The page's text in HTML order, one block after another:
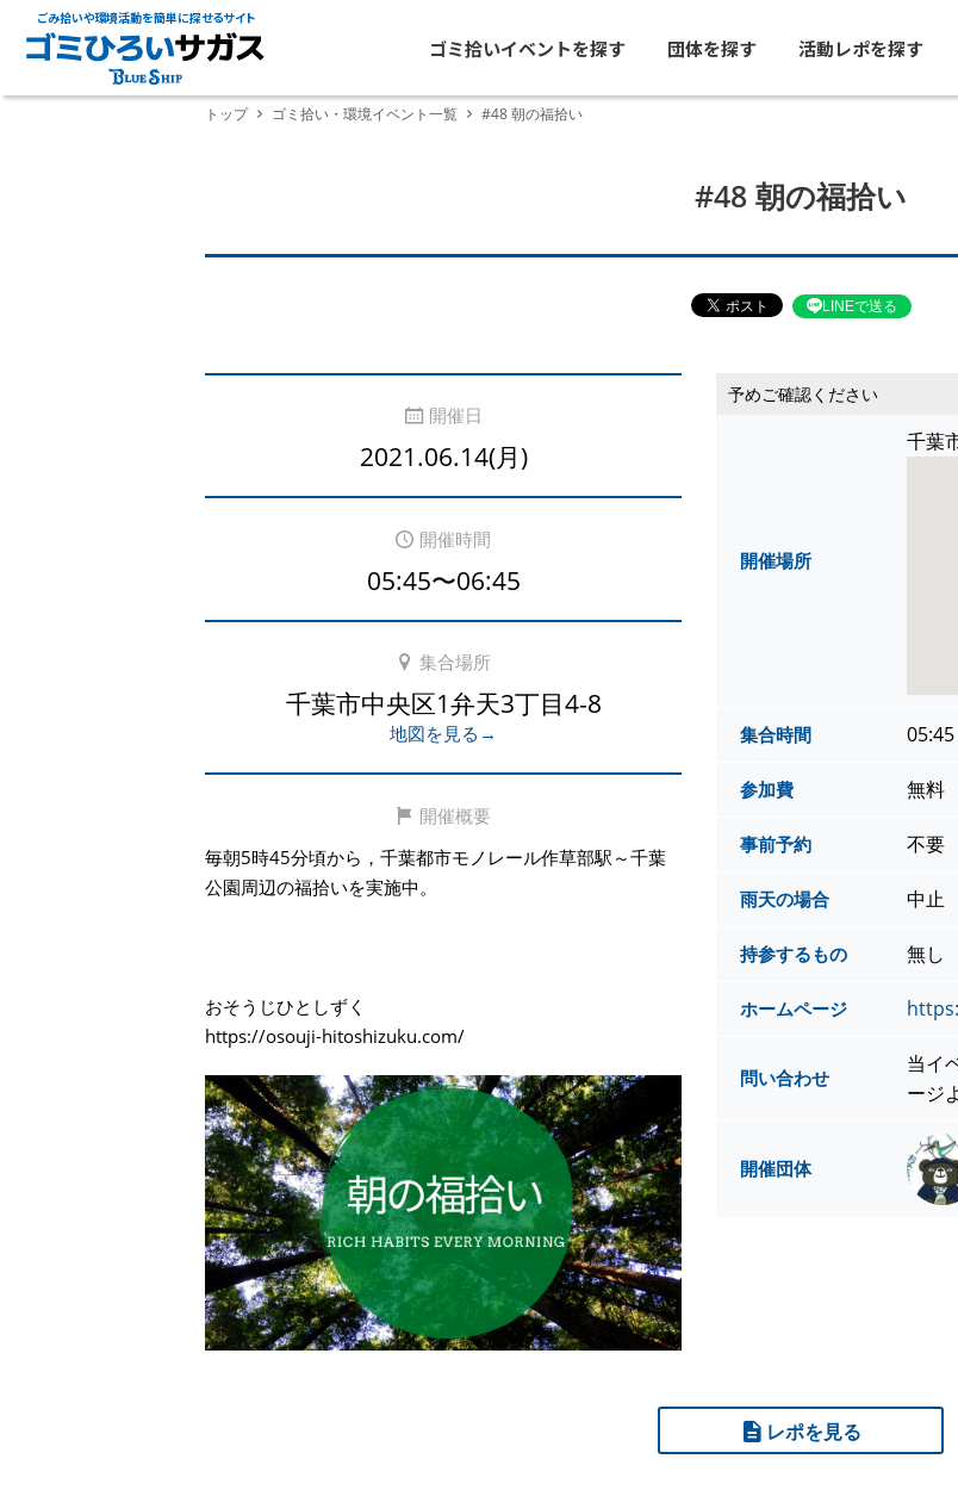
ごみ拾いや環境活動を簡単に探せるサイト
ゴミ拾いイベントを探す 団体を探す 活動レポを探す
トップ ゴミ拾い・環境イベント一覧 #48 朝の福拾い
#48 朝の福拾い
LINEで送る
開催日
2021.06.14(月)
開催時間
05:45〜06:45
集合場所
千葉市中央区1弁天3丁目4-8
地図を見る→
開催概要
毎朝5時45分頃から，千葉都市モノレール作草部駅～千葉
公園周辺の福拾いを実施中。
おそうじひとしずく
https://osouji-hitoshizuku.com/
予めご確認ください
開催場所
千葉
集合時間 05:45
参加費 無料
事前予約 不要
雨天の場合 中止
持参するもの 無し
ホームページ
問い合わせ
当イ
ージ
開催団体
レポを見る